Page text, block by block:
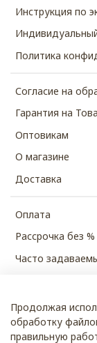
Инструкция по
Политика
Согласие на
Гарантия на
Оптовикам
О магазине
Доставка
Оплата
Рассрочка без %
Часто
© 2026 SHUBECO
Продолжая
обработку
правильную